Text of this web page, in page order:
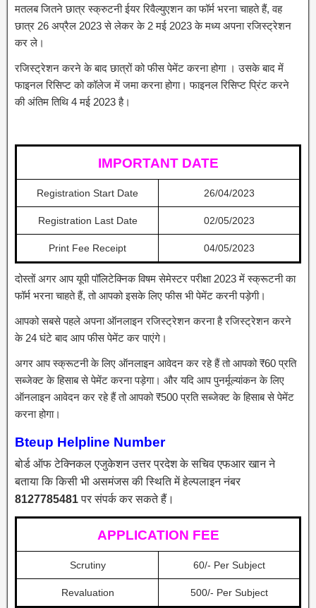
मतलब जितने छात्र स्क्रुटनी ईयर रिवैल्युएशन का फॉर्म भरना चाहते हैं, वह
छात्र 26 अप्रैल 2023 से लेकर के 2 मई 2023 के मध्य अपना रजिस्ट्रेशन
कर ले।
रजिस्ट्रेशन करने के बाद छात्रों को फीस पेमेंट करना होगा । उसके बाद में
फाइनल रिसिप्ट को कॉलेज में जमा करना होगा। फाइनल रिसिप्ट प्रिंट करने
की अंतिम तिथि 4 मई 2023 है।
IMPORTANT DATE
Registration Start Date 26/04/2023
Registration Last Date 02/05/2023
Print Fee Receipt 04/05/2023
दोस्तों अगर आप यूपी पॉलिटेक्निक विषम सेमेस्टर परीक्षा 2023 में स्क्रूटनी का
फॉर्म भरना चाहते हैं, तो आपको इसके लिए फीस भी पेमेंट करनी पड़ेगी।
आपको सबसे पहले अपना ऑनलाइन रजिस्ट्रेशन करना है रजिस्ट्रेशन करने
के 24 घंटे बाद आप फीस पेमेंट कर पाएंगे।
अगर आप स्क्रूटनी के लिए ऑनलाइन आवेदन कर रहे हैं तो आपको ₹60 प्रति
सब्जेक्ट के हिसाब से पेमेंट करना पड़ेगा। और यदि आप पुनर्मूल्यांकन के लिए
ऑनलाइन आवेदन कर रहे हैं तो आपको ₹500 प्रति सब्जेक्ट के हिसाब से पेमेंट
करना होगा।
Bteup Helpline Number
बोर्ड ऑफ टेक्निकल एजुकेशन उत्तर प्रदेश के सचिव एफआर खान ने
बताया कि किसी भी असमंजस की स्थिति में हेल्पलाइन नंबर
8127785481पर संपर्क कर सकते हैं।
APPLICATION FEE
Scrutiny 60/- Per Subject
Revaluation 500/- Per Subject